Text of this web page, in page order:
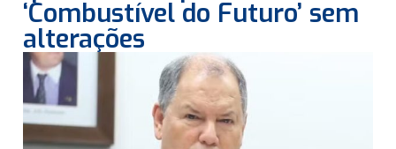
‘Combustível do Futuro’ sem
alterações